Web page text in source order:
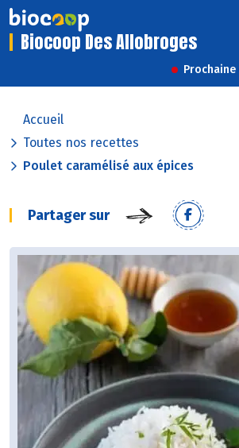
Biocoop Des Allobroges
Accueil
Toutes nos recettes
Poulet caramélisé aux épices
Partager sur